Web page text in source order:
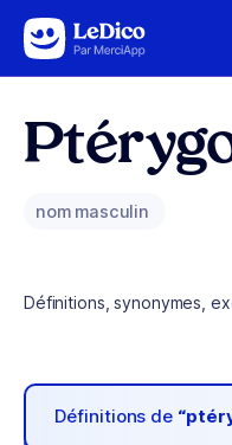
Aller au contenu
nom masculin
Définitions, synonymes,
Définitions de